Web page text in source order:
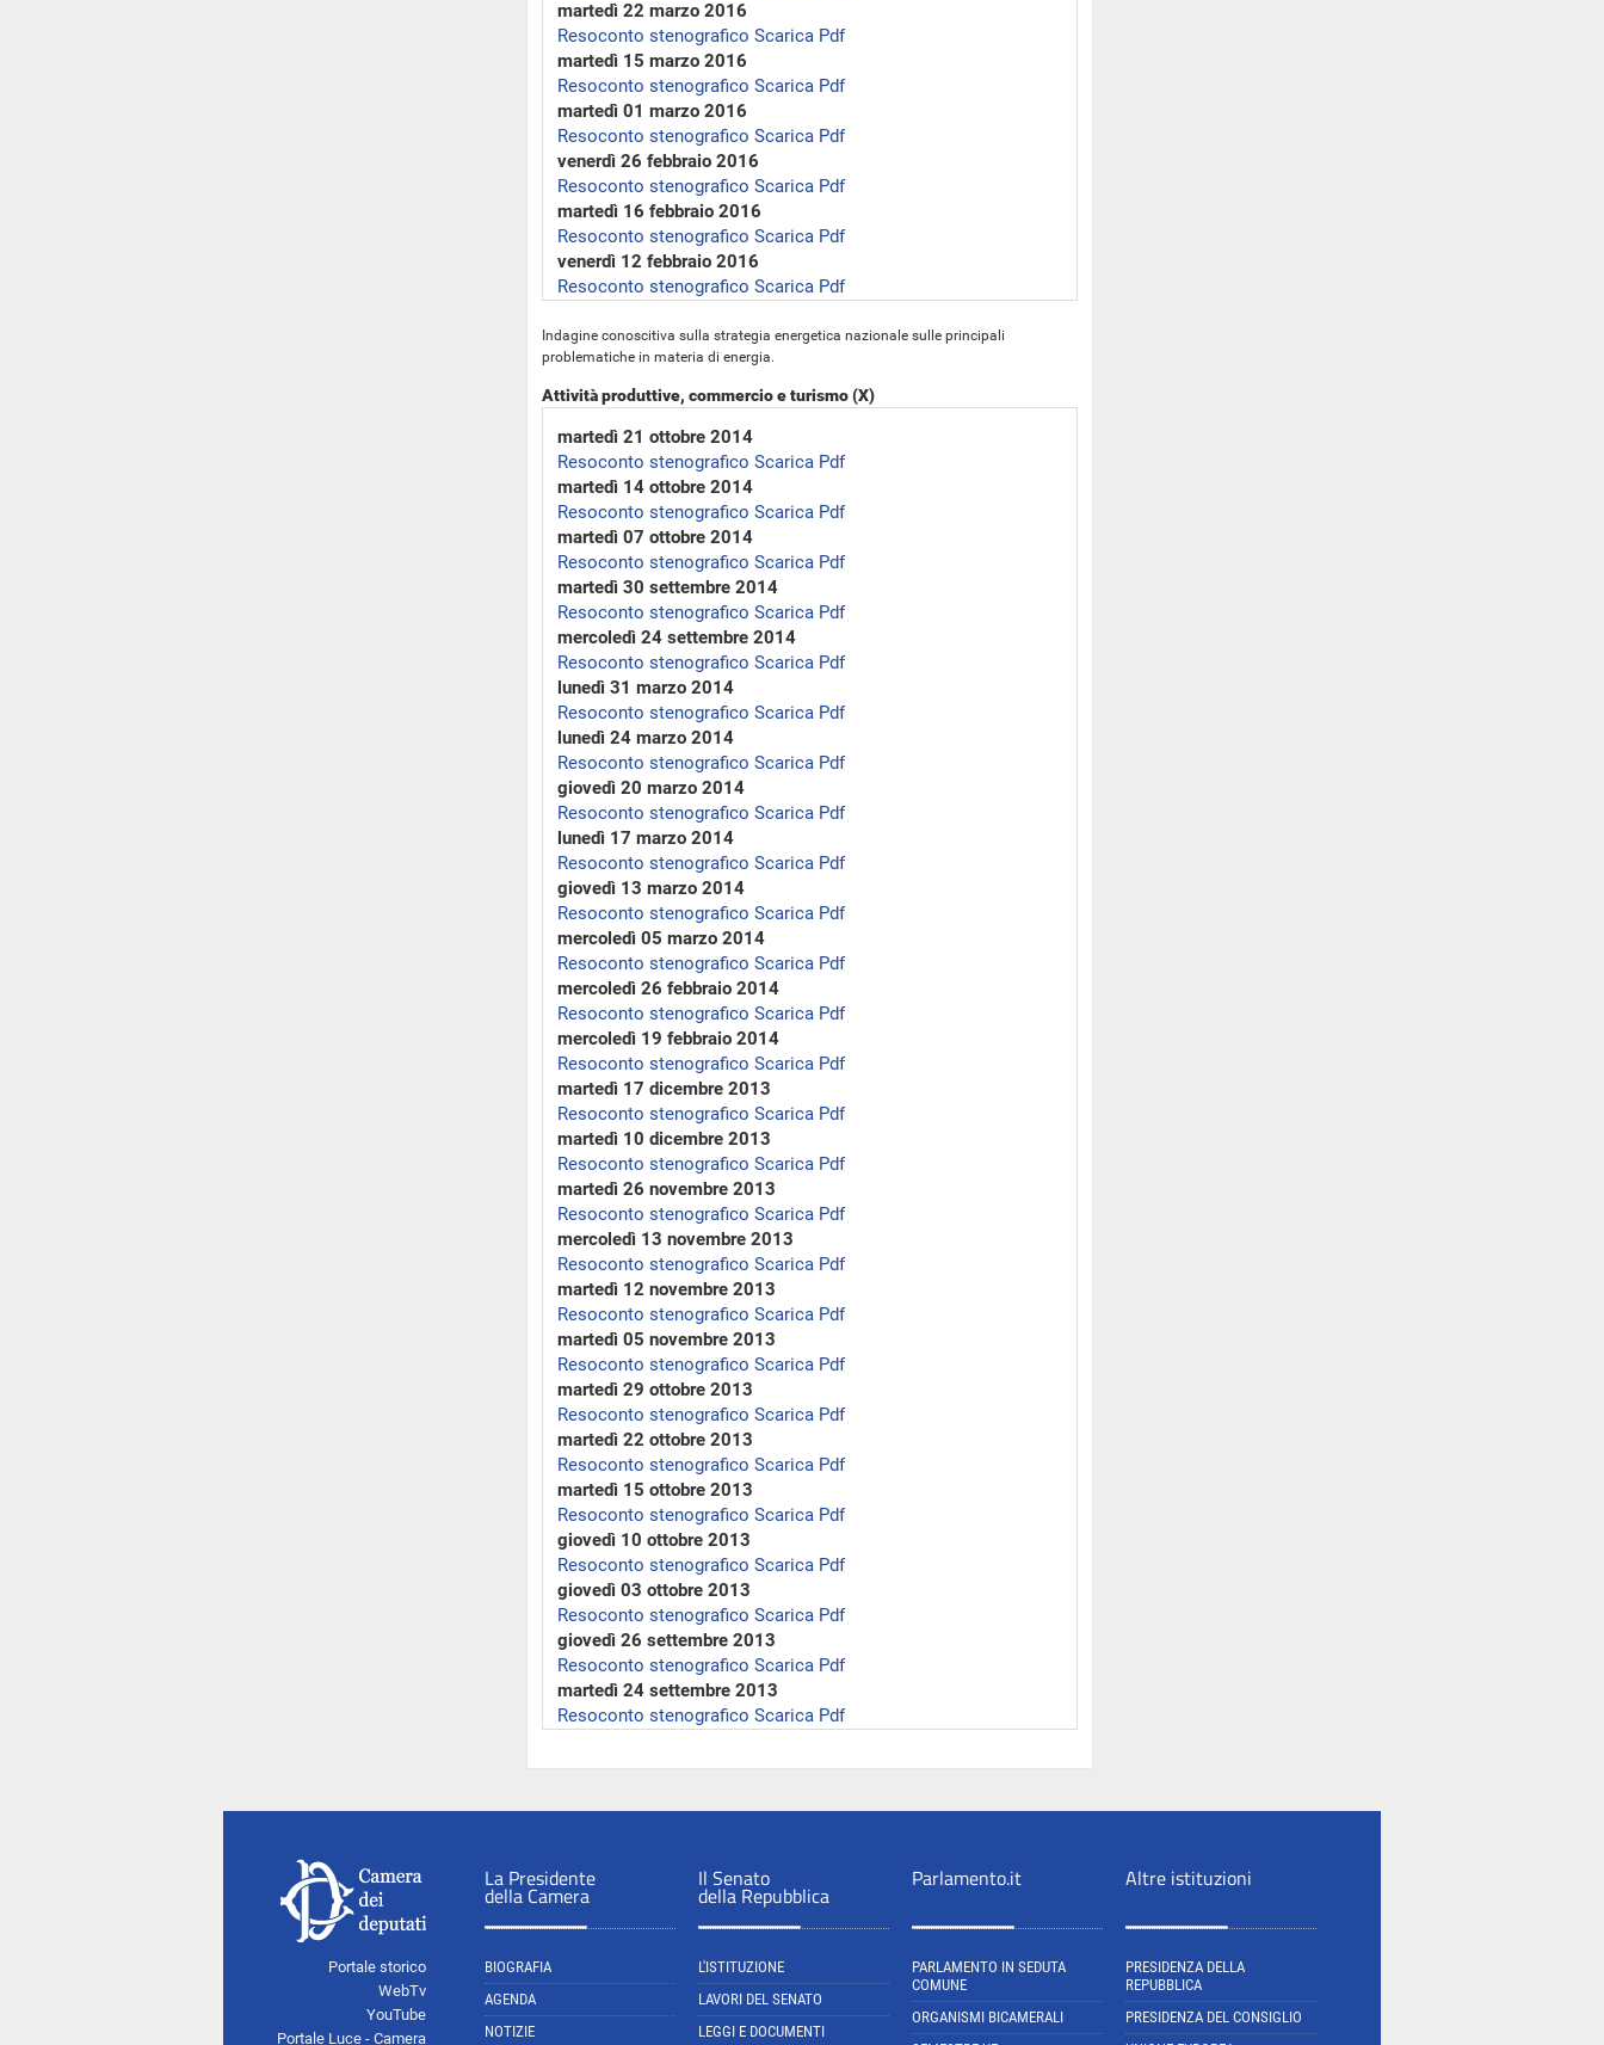
martedì 22 marzo 2016
Resoconto stenografico Scarica Pdf
martedì 15 marzo 2016
Resoconto stenografico Scarica Pdf
martedì 01 marzo 2016
Resoconto stenografico Scarica Pdf
venerdì 26 febbraio 2016
Resoconto stenografico Scarica Pdf
martedì 16 febbraio 2016
Resoconto stenografico Scarica Pdf
venerdì 12 febbraio 2016
Resoconto stenografico Scarica Pdf
Indagine conoscitiva sulla strategia energetica nazionale sulle principali
problematiche in materia di energia.
Attività produttive, commercio e turismo (X)
martedì 21 ottobre 2014
Resoconto stenografico Scarica Pdf
martedì 14 ottobre 2014
Resoconto stenografico Scarica Pdf
martedì 07 ottobre 2014
Resoconto stenografico Scarica Pdf
martedì 30 settembre 2014
Resoconto stenografico Scarica Pdf
mercoledì 24 settembre 2014
Resoconto stenografico Scarica Pdf
lunedì 31 marzo 2014
Resoconto stenografico Scarica Pdf
lunedì 24 marzo 2014
Resoconto stenografico Scarica Pdf
giovedì 20 marzo 2014
Resoconto stenografico Scarica Pdf
lunedì 17 marzo 2014
Resoconto stenografico Scarica Pdf
giovedì 13 marzo 2014
Resoconto stenografico Scarica Pdf
mercoledì 05 marzo 2014
Resoconto stenografico Scarica Pdf
mercoledì 26 febbraio 2014
Resoconto stenografico Scarica Pdf
mercoledì 19 febbraio 2014
Resoconto stenografico Scarica Pdf
martedì 17 dicembre 2013
Resoconto stenografico Scarica Pdf
martedì 10 dicembre 2013
Resoconto stenografico Scarica Pdf
martedì 26 novembre 2013
Resoconto stenografico Scarica Pdf
mercoledì 13 novembre 2013
Resoconto stenografico Scarica Pdf
martedì 12 novembre 2013
Resoconto stenografico Scarica Pdf
martedì 05 novembre 2013
Resoconto stenografico Scarica Pdf
martedì 29 ottobre 2013
Resoconto stenografico Scarica Pdf
martedì 22 ottobre 2013
Resoconto stenografico Scarica Pdf
martedì 15 ottobre 2013
Resoconto stenografico Scarica Pdf
giovedì 10 ottobre 2013
Resoconto stenografico Scarica Pdf
giovedì 03 ottobre 2013
Resoconto stenografico Scarica Pdf
giovedì 26 settembre 2013
Resoconto stenografico Scarica Pdf
martedì 24 settembre 2013
Resoconto stenografico Scarica Pdf
Portale storico
WebTv
YouTube
Portale Luce - Camera
La Presidente
della Camera
BIOGRAFIA
AGENDA
NOTIZIE
Il Senato
della Repubblica
L'ISTITUZIONE
LAVORI DEL SENATO
LEGGI E DOCUMENTI
Parlamento.it
PARLAMENTO IN SEDUTA
COMUNE
ORGANISMI BICAMERALI
Altre istituzioni
PRESIDENZA DELLA
REPUBBLICA
PRESIDENZA DEL CONSIGLIO